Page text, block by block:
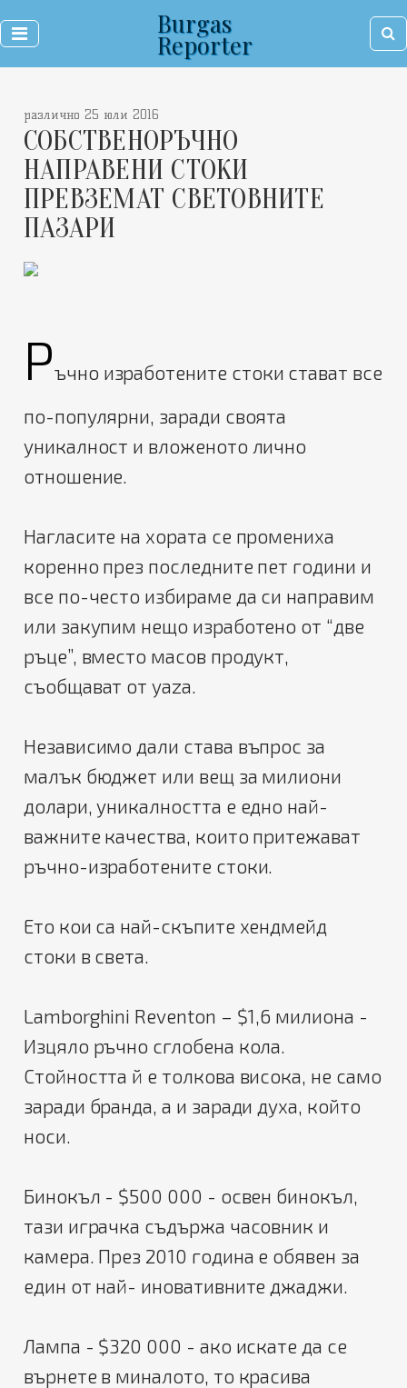
Burgas
Reporter
различно 25 юли 2016
СОБСТВЕНОРЪЧНО
НАПРАВЕНИ СТОКИ
ПРЕВЗЕМАТ СВЕТОВНИТЕ
ПАЗАРИ
Ръчно изработените стоки стават все
по-популярни, заради своята
уникалност и вложеното лично
отношение.
Нагласите на хората се промениха
коренно през последните пет години и
все по-често избираме да си направим
или закупим нещо изработено от “две
ръце”, вместо масов продукт,
съобщават от yaza.
Независимо дали става въпрос за
малък бюджет или вещ за милиони
долари, уникалността е едно най-
важните качества, които притежават
ръчно-изработените стоки.
Ето кои са най-скъпите хендмейд
стоки в света.
Lamborghini Reventon – $1,6 милиона -
Изцяло ръчно сглобена кола.
Стойността й е толкова висока, не само
заради бранда, а и заради духа, който
носи.
Бинокъл - $500 000 - освен бинокъл,
тази играчка съдържа часовник и
камера. През 2010 година е обявен за
един от най- иновативните джаджи.
Лампа - $320 000 - ако искате да се
върнете в миналото, то красива